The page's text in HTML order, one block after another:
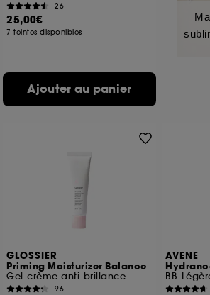
26
25,00€
7 teintes disponibles
Ajouter au panier
GLOSSIER
Priming Moisturizer Balance
Gel-crème anti-brillance
96
AVENE